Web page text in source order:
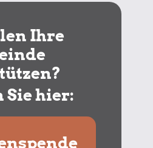
Ihre
Sie hier: